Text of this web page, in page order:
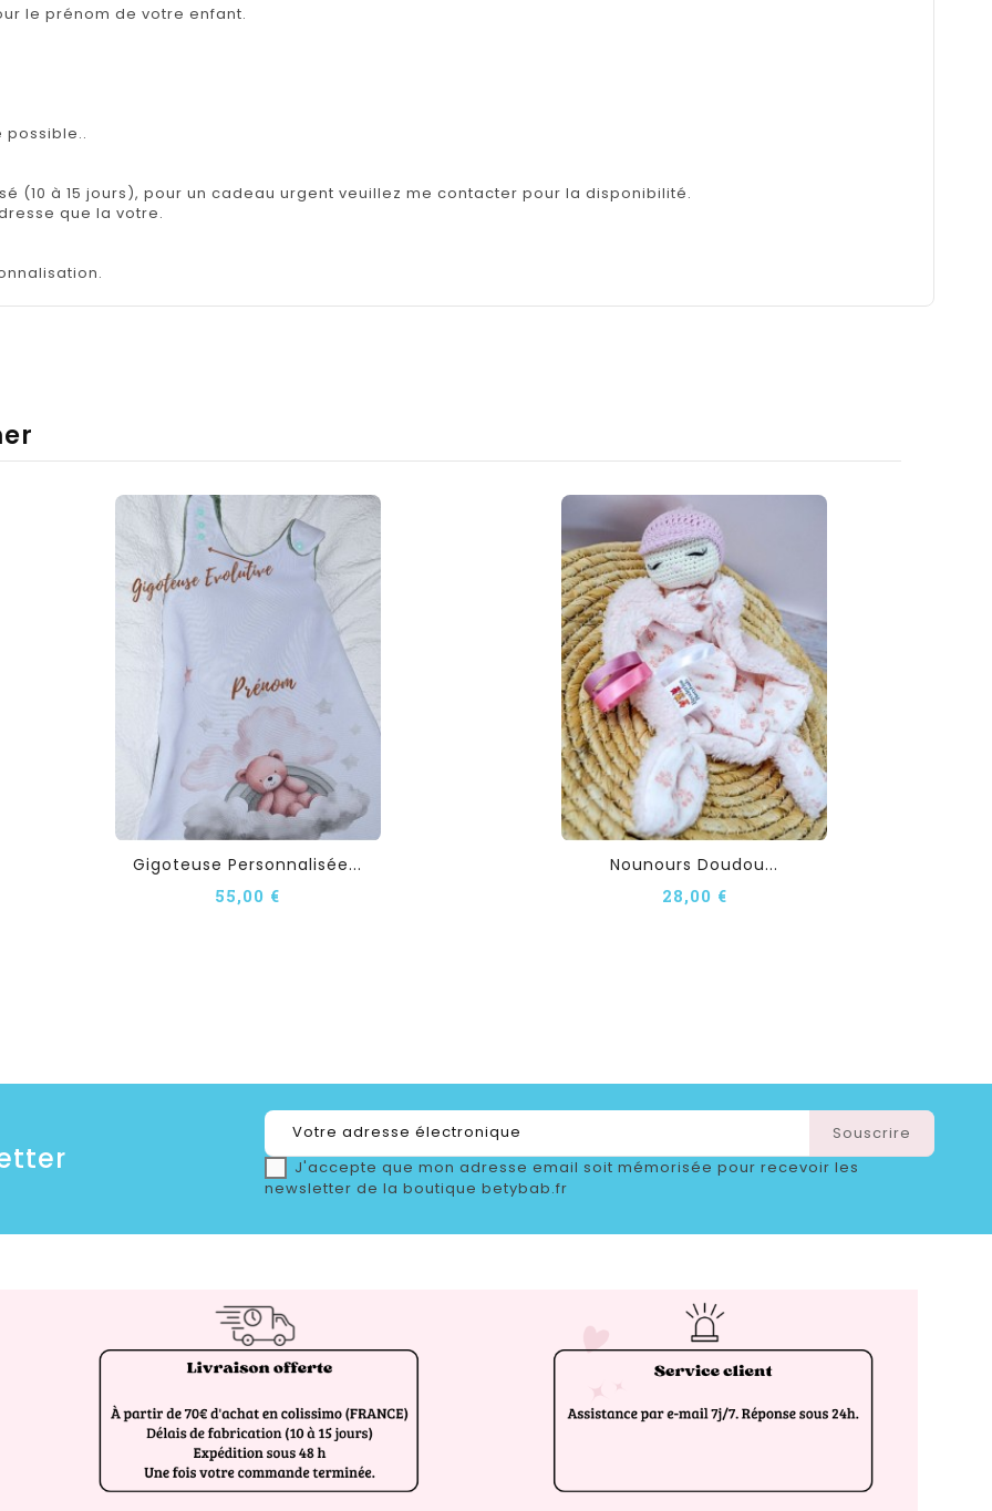
le prénom de votre enfant.
possible..
(10 à 15 jours), pour un cadeau urgent veuillez me contacter pour la disponibilité.
que la votre.
Gigoteuse Personnalisée...
55,00 €
Nounours Doudou...
28,00 €
J'accepte que mon adresse email soit mémorisée pour recevoir les
newsletter de la boutique betybab.fr